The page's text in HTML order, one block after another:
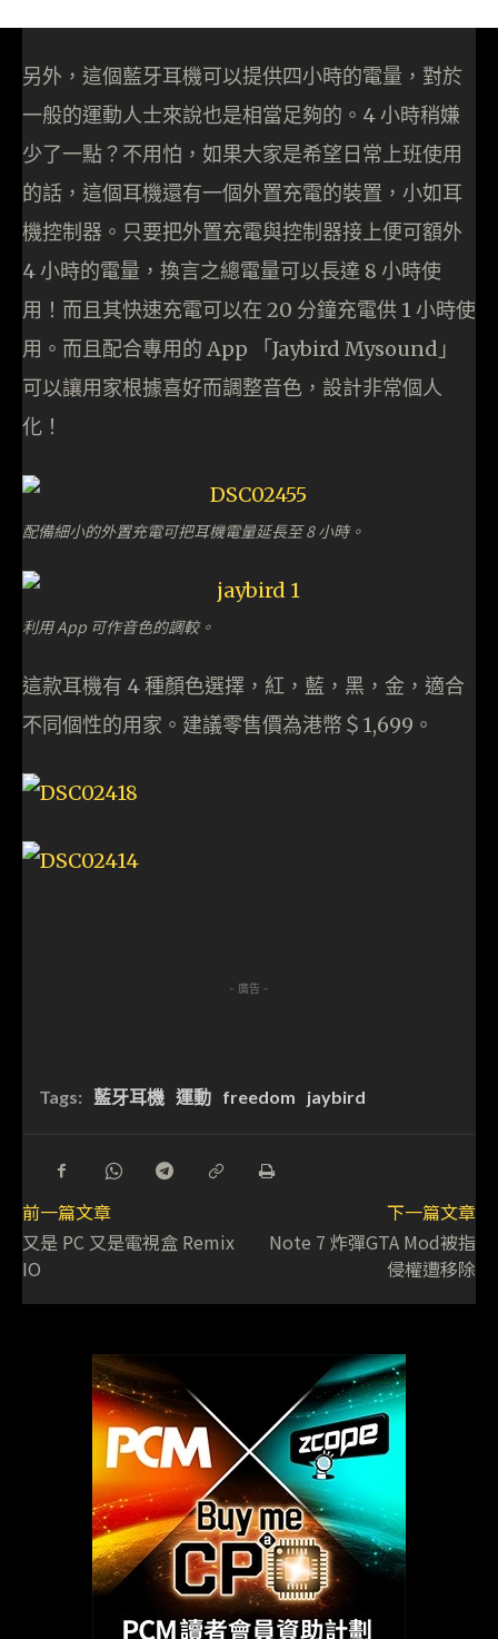
另外，這個藍牙耳機可以提供四小時的電量，對於
一般的運動人士來說也是相當足夠的。4 小時稍嫌
少了一點？不用怕，如果大家是希望日常上班使用
的話，這個耳機還有一個外置充電的裝置，小如耳
機控制器。只要把外置充電與控制器接上便可額外
4 小時的電量，換言之總電量可以長達 8 小時使
用！而且其快速充電可以在 20 分鐘充電供 1 小時使
用。而且配合專用的 App 「Jaybird Mysound」
可以讓用家根據喜好而調整音色，設計非常個人
化！
配備細小的外置充電可把耳機電量延長至 8 小時。
利用 App 可作音色的調較。
這款耳機有 4 種顏色選擇，紅，藍，黑，金，適合
不同個性的用家。建議零售價為港幣＄1,699。
- 廣告 -
Tags: 藍牙耳機 運動 freedom jaybird
前一篇文章
又是 PC 又是電視盒 Remix
IO
下一篇文章
Note 7 炸彈GTA Mod被指
侵權遭移除